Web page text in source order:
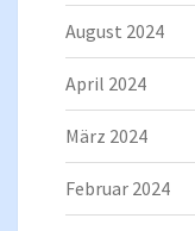
August 2024
April 2024
März 2024
Februar 2024